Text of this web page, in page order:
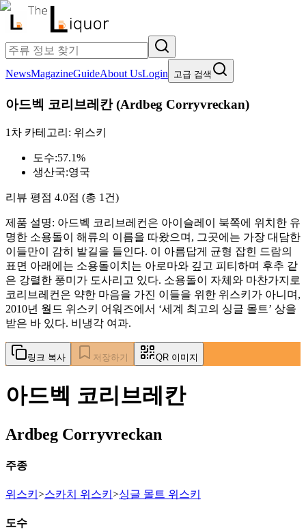
NewsMagazineGuideAbout UsLogin 고급 검색
아드벡 코리브레칸(Ardbeg Corryvreckan)
1차 카테고리: 위스키
도수:57.1%
생산국:영국
리뷰 평점 4.0점 (총 1건)
제품 설명: 아드벡 코리브레컨은 아이슬레이 북쪽에 위치한 유
명한 소용돌이 해류의 이름을 따왔으며, 그곳에는 가장 대담한
이들만이 감히 발길을 들인다. 이 아름답게 균형 잡힌 드람의
표면 아래에는 소용돌이치는 아로마와 깊고 피티하며 후추 같
은 강렬한 풍미가 도사리고 있다. 소용돌이 자체와 마찬가지로
코리브레컨은 약한 마음을 가진 이들을 위한 위스키가 아니며,
2010년 월드 위스키 어워즈에서 ‘세계 최고의 싱글 몰트’ 상을
받은 바 있다. 비냉각 여과.
링크 복사 저장하기 QR 이미지
아드벡 코리브레칸
Ardbeg Corryvreckan
주종
위스키 >스카치 위스키 >싱글 몰트 위스키
도수